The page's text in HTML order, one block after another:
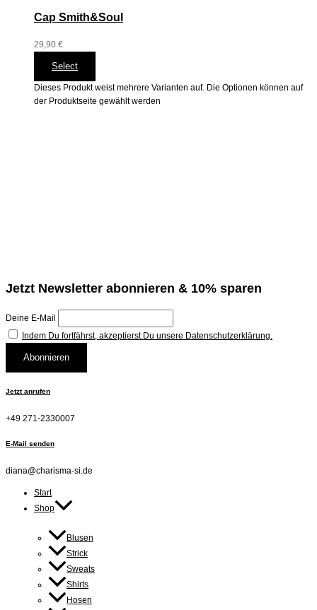
Cap Smith&Soul
29,90 €
Select
Dieses Produkt weist mehrere Varianten auf. Die Optionen können auf
der Produktseite gewählt werden
Jetzt Newsletter abonnieren & 10% sparen
Deine E-Mail
Indem Du fortfährst, akzeptierst Du unsere Datenschutzerklärung.
Jetzt anrufen
+49 271-2330007
E-Mail senden
diana@charisma-si.de
Start
Shop
Blusen
Strick
Sweats
Shirts
Hosen